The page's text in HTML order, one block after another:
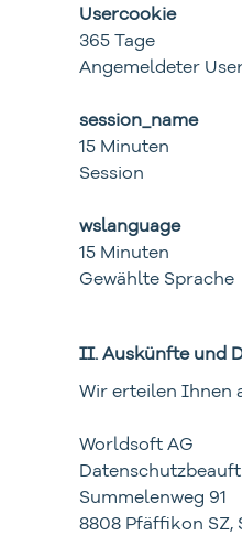
Usercookie
365 Tage
Angemeldeter
session_name
15 Minuten
Session
wslanguage
15 Minuten
Gewählte Sprache
II. Auskünfte und
Wir erteilen Ihnen
Worldsoft AG
Summelenweg 91
8808 Pfäffikon SZ,